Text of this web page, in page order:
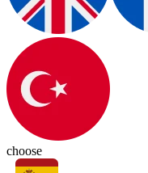
choose